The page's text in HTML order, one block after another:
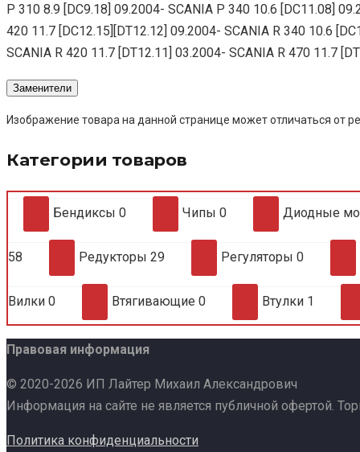
P 310 8.9 [DC9.18] 09.2004- SCANIA P 340 10.6 [DC11.08]
420 11.7 [DC12.15][DT12.12] 09.2004- SCANIA R 340 10.6
SCANIA R 420 11.7 [DT12.11] 03.2004- SCANIA R 470 11.7
Заменители
Изображение товара на данной странице может отличаться от
Категории товаров
Бендиксы 0 Чипы 0 Диодные
58 Редукторы 29 Регуляторы 0
Вилки 0 Втягивающие 0 Втулки 1
Правовая информация
© 2020-2026 ИП Лайтер Михаил Александрович
Информация на сайте не является публичной офертой.
Политика конфиденциальности